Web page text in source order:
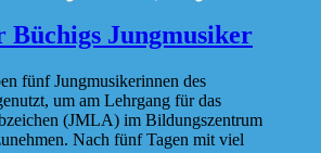
Jungmusiker
fünf Jungmusikerinnen des
um am Lehrgang für das
(JMLA) im Bildungszentrum
Nach fünf Tagen mit viel